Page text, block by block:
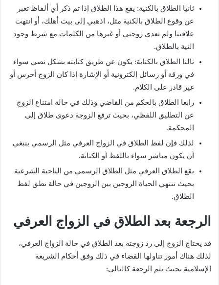
ثانيا الطلاق بالكنية: يقع هذا الطلاق إذا تم ذكر أي ألفاظ تعبر
عن وقوع الطلاق بالكنية مثل، اذهبي إلى بيت أهلك، أو انتهت
علاقتنا ولم تعدي زوجتي أو غيرها من الكلمات مع شرط وجود
النية بالطلاق.
ثالثا الطلاق بالكتابة: يكون عن طريق كتابته بشكل نصي سواء
في ورقة أو رسائل إلكترونية أو الإشارة إذا كان الزوج أخرس أو
غير قادر على الكلام.
رابعا الطلاق بالحكم من القاضي وذلك في حالة امتناع الزوج
عن التطليق اللفظي، بحيث ترفع الزوجة دعوى طلاق إلى
المحكمة.
لذلك فإن لفظ الطلاق في الزواج العرفي مثل الرسمي ينبغي
أن يكون مباشر سواء باللفظ أو الكتابة.
يقع الطلاق العرفي مثل الطلاق الرسمي من الناحية الشرعية
بحيث تنتهي الحياة الزوجين بين الزوجين في حالة نطق لفظ
الطلاق.
الرجعة بعد الطلاق في الزواج العرفي
قد يحتاج الزوج إلى رد زوجته بعد الطلاق في حالة الزواج العرفي،
لذلك هناك أمور تناولها القضاء في ذلك وفق أحكام الشريعة
الإسلامية بحيث يتم الرجعة كالتالي: